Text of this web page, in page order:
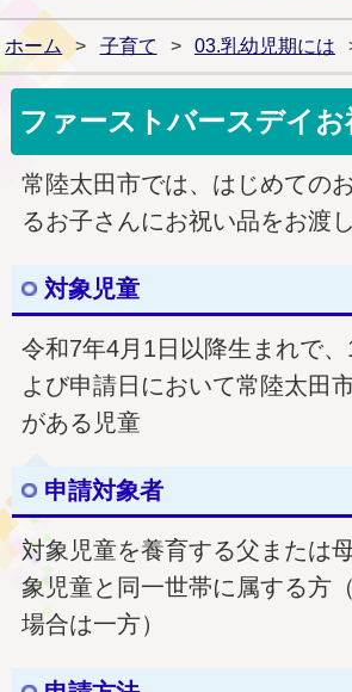
ホーム > 子育て > 03.乳幼児期には
ファーストバースデイお
常陸太田市では、はじめての
るお子さんにお祝い品をお渡
対象児童
令和7年4月1日以降生まれで
よび申請日において常陸太田
がある児童
申請対象者
対象児童を養育する父または
象児童と同一世帯に属する方
場合は一方）